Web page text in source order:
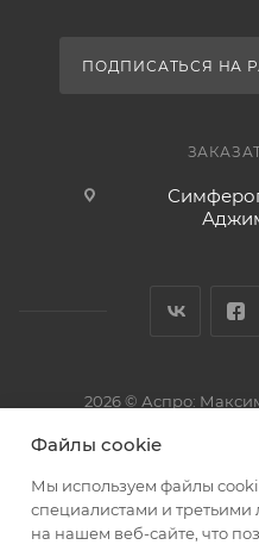
ПОДПИСАТЬСЯ НА
2026 © Аспро:
Файлы cookie
Мы используем файлы
специалистами и
на нашем веб-сайте, что